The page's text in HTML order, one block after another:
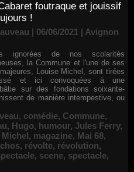
foutraque et jouissif
!
| 06/06/2021 | Avignon
ignorées de nos scolarités
la Commune et l'une de ses
Louise Michel, sont tirées
et ici convoquées à une
sur des fondations soixante-
de manière intempestive, ou
, comédie, Commune,
, Hugo, humour, Jules Ferry,
, magazine, Mai 68,
, révolte, révolution,
, scene, spectacle,